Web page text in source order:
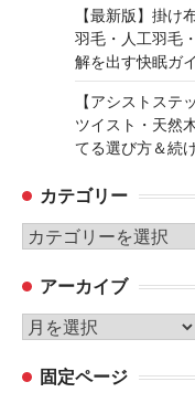
【最新版】掛け
羽毛・人工羽毛
解を出す快眠ガ
【アシストステ
ツイスト・天然
てる選び方＆続
カテゴリー
カ
ゴ
リ
ー
アーカイブ
ア
カ 固定ページ